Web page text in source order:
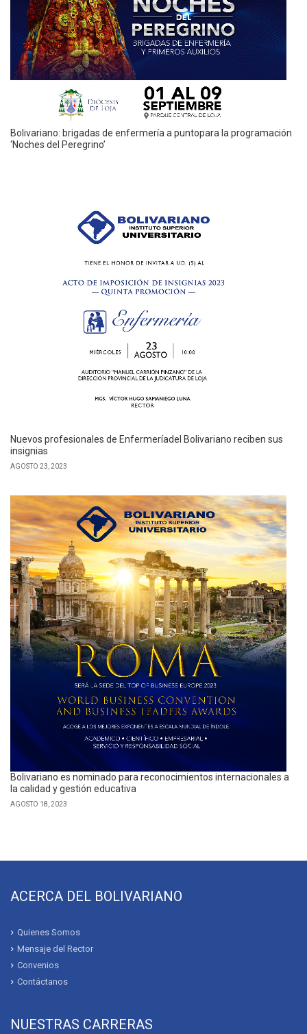
Bolivariano: brigadas de enfermería a puntopara la programación
‘Noches del Peregrino’
Nuevos profesionales de Enfermeríadel Bolivariano reciben sus
insignias
AGOSTO 23, 2023
Bolivariano es nominado para reconocimientos internacionales a
la calidad y gestión educativa
AGOSTO 18, 2023
ACERCA DEL BOLIVARIANO
Quienes Somos
Mensaje del Rector
Convenios
Contáctanos
NUESTRAS CARRERAS